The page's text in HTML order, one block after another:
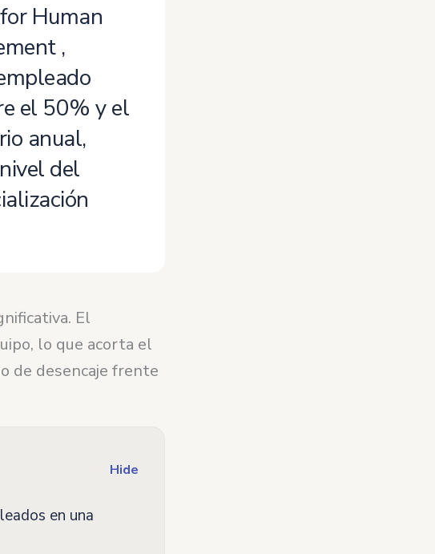
Human
,
el 50% y el
anual,
del
El
lo que acorta el
de desencaje frente
Hide
en una